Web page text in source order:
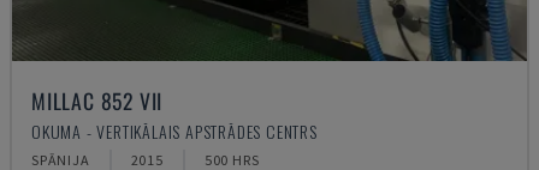
MILLAC 852 VII
OKUMA - VERTIKĀLAIS APSTRĀDES CENTRS
SPĀNIJA 2015 500 HRS